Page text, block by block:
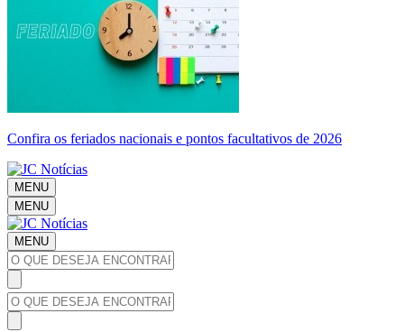
Confira os feriados nacionais e pontos facultativos de 2026
MENU
MENU
MENU